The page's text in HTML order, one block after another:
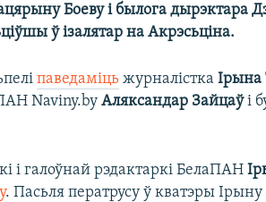
Боеву і былога дырэктара
ў ізалятар на Акрэсьціна.
паведаміць журналістка
Naviny.byАляксандар Зайцаўі
і галоўнай рэдактаркі БелаПАН
. Пасьля ператрусу ў кватэры